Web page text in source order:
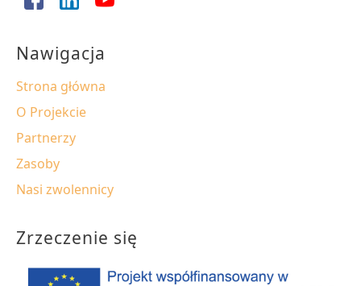
Nawigacja
Strona główna
O Projekcie
Partnerzy
Zasoby
Nasi zwolennicy
Zrzeczenie się